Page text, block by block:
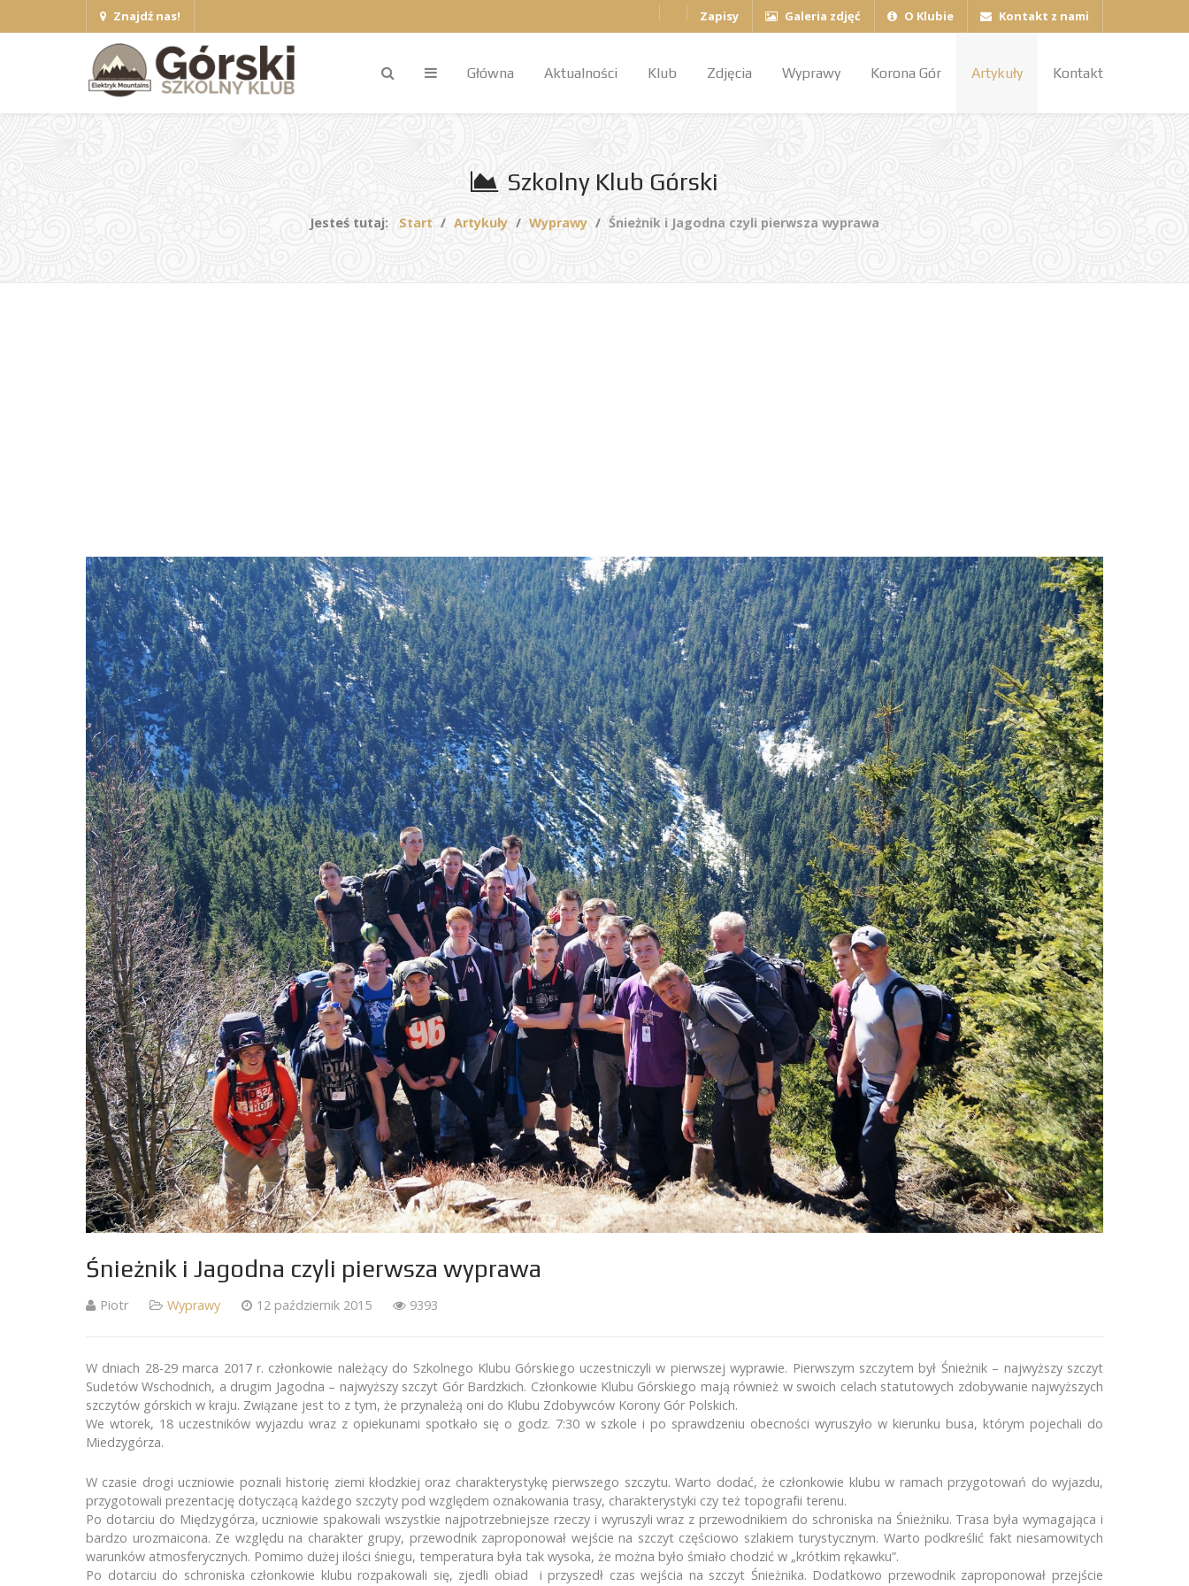
Znajdź nas! Zapisy Galeria zdjęć O Klubie Kontakt z nami
Główna Aktualności Klub Zdjęcia Wyprawy Korona Gór Artykuły Kontakt
Szkolny Klub Górski
Jesteś tutaj: Start Artykuły Wyprawy Śnieżnik i Jagodna czyli pierwsza wyprawa
Śnieżnik i Jagodna czyli pierwsza wyprawa
Piotr Wyprawy 12 październik 2015 9393
W dniach 28-29 marca 2017 r. członkowie należący do Szkolnego Klubu Górskiego uczestniczyli w pierwszej wyprawie. Pierwszym szczytem był Śnieżnik – najwyższy szczyt
Sudetów Wschodnich, a drugim Jagodna – najwyższy szczyt Gór Bardzkich. Członkowie Klubu Górskiego mają również w swoich celach statutowych zdobywanie najwyższych
szczytów górskich w kraju. Związane jest to z tym, że przynależą oni do Klubu Zdobywców Korony Gór Polskich.
We wtorek, 18 uczestników wyjazdu wraz z opiekunami spotkało się o godz. 7:30 w szkole i po sprawdzeniu obecności wyruszyło w kierunku busa, którym pojechali do
Miedzygórza.
W czasie drogi uczniowie poznali historię ziemi kłodzkiej oraz charakterystykę pierwszego szczytu. Warto dodać, że członkowie klubu w ramach przygotowań do wyjazdu,
przygotowali prezentację dotyczącą każdego szczyty pod względem oznakowania trasy, charakterystyki czy też topografii terenu.
Po dotarciu do Międzygórza, uczniowie spakowali wszystkie najpotrzebniejsze rzeczy i wyruszyli wraz z przewodnikiem do schroniska na Śnieżniku. Trasa była wymagająca i
bardzo urozmaicona. Ze względu na charakter grupy, przewodnik zaproponował wejście na szczyt częściowo szlakiem turystycznym. Warto podkreślić fakt niesamowitych
warunków atmosferycznych. Pomimo dużej ilości śniegu, temperatura była tak wysoka, że można było śmiało chodzić w „krótkim rękawku”.
Po dotarciu do schroniska członkowie klubu rozpakowali się, zjedli obiad i przyszedł czas wejścia na szczyt Śnieżnika. Dodatkowo przewodnik zaproponował przejście
Kontakt
Zespół Szkół Elektrycznych
ul. Tadeusza Kościuszki 39-41
45 – 062 Opole
Jubileuszowe pożegnanie Maturz...
Ekspedycja 16 – jubileuszowa w...
Filmowe podsumowanie Ekspedycj...
To już XV Ekspedycja Szkolnego...
Znajdź nas naFacebooku!
Ekspedycja 16 – jubileuszowa w...
To już XV Ekspedycja Szkolnego...
Trzy Szczyty – XIV Ekspedycja...
Piąty challenge projektu „Z Op...